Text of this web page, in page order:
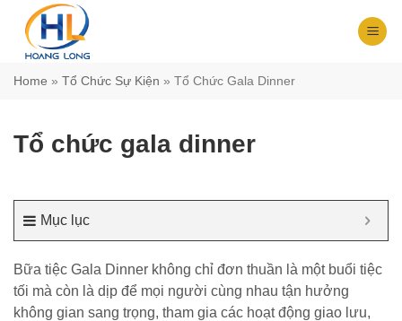
Chuyển
dungHome » Tổ Chức Sự Kiện » Tổ Chức Gala Dinner
Tổ chức gala dinner
Mục lục
Bữa tiệc Gala Dinner không chỉ đơn thuần là một buổi tiệc
tối mà còn là dịp để mọi người cùng nhau tận hưởng
không gian sang trọng, tham gia các hoạt động giao lưu,